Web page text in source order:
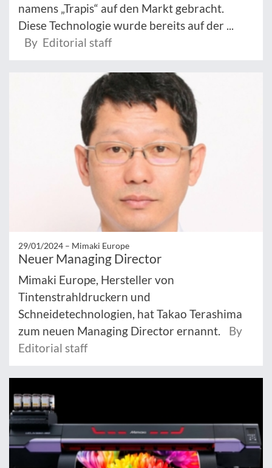
namens „Trapis“ auf den Markt gebracht.
Diese Technologie wurde bereits auf der ...
By Editorial staff
29/01/2024 – Mimaki Europe
Neuer Managing Director
Mimaki Europe, Hersteller von
Tintenstrahldruckern und
Schneidetechnologien, hat Takao Terashima
zum neuen Managing Director ernannt.
By
Editorial staff